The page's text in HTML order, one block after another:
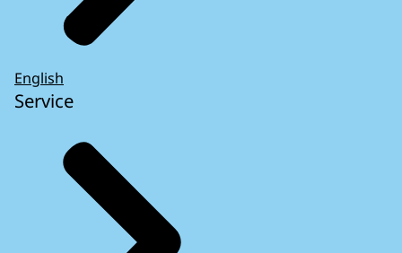
English
Service